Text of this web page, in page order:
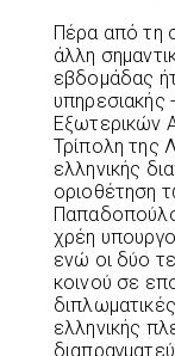
Πέρα από τη
άλλη
εβδομάδας
Εξωτερικών
Τρίπολη της
ελληνικής
οριοθέτηση
χρέη
ενώ οι δύο
κοινού σε
ελληνικής